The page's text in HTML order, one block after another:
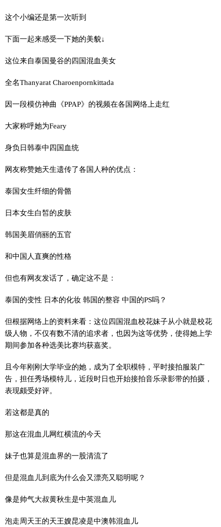
这个小编还是第一次听到
下面一起来感受一下她的美貌↓
这位来自泰国曼谷的四国混血美女
全名Thanyarat Charoenpornkittada
因一段模仿神曲《PPAP》的视频在各国网络上走红
大家称呼她为Feary
身负日韩泰中四国血统
网友称赞她天生遗传了各国人种的优点：
泰国女生纤细的骨骼
日本女生白皙的皮肤
韩国美眉俏丽的五官
和中国人直爽的性格
但也有网友发话了，确定这不是：
泰国的变性 日本的化妆 韩国的整容 中国的PS吗？
但根据网络上的资料来看：这位四国混血校花妹子从小就是校花
级人物，不仅有数不清的追求者，也因为这等优势，使得她上学
期间参加各种选美比赛均获嘉奖。
且今年刚刚大学毕业的她，成为了全职模特，平时接拍服装广
告，担任秀场模特儿，近段时日也开始接拍音乐录影带的拍摄，
表现颇受好评。
若这都是真的
那这在混血儿网红横流的今天
妹子也算是混血界的一股清流了
但是混血儿到底为什么会又漂亮又聪明呢？
像是帅气大叔黄秋生是中英混血儿
泡走周天王的天王嫂昆凌是中澳韩混血儿